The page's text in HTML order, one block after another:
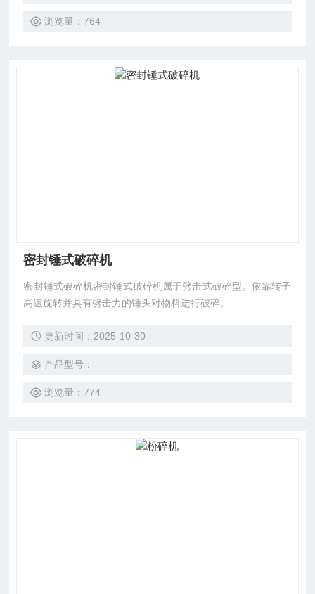
浏览量：764
密封锤式破碎机
密封锤式破碎机密封锤式破碎机属于劈击式破碎型。依靠转子
高速旋转并具有劈击力的锤头对物料进行破碎。
更新时间：2025-10-30
产品型号：
浏览量：774